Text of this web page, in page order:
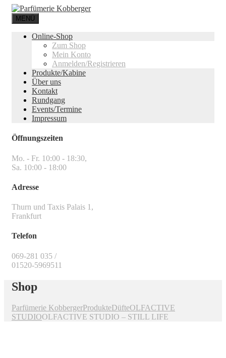
MENÜ
Online-Shop
Zum Shop
Mein Konto
Anmelden/Registrieren
Produkte/Kabine
Über uns
Kontakt
Rundgang
Events/Termine
Impressum
Öffnungszeiten
Mo. - Fr. 10:00 - 18:30,
Sa. 10:00 - 18:00
Adresse
Thurn und Taxis Palais 1,
Frankfurt
Telefon
069-281 035 /
01520-5969511
Shop
Parfümerie KobbergerProdukteDüfteOLFACTIVE
STUDIOOLFACTIVE STUDIO – STILL LIFE